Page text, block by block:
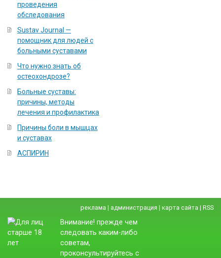
проведения
обследования
Sustav Journal —
помощник для людей с
больными суставами
Что нужно знать об
остеохондрозе?
Больные суставы:
причины, методы
лечения и профилактика
Причины боли в мышцах
и суставах
АСПИРИН
реклама | администрация | карта сайта | RSS
Внимание! прежде чем
следовать каким-либо
советам,
проконсультируйтесь с